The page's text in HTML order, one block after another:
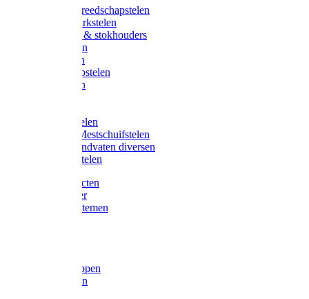
Overige gereedschapstelen
Bezem-/Harkstelen
Handvaten & stokhouders
Hamerstelen
Spadestelen
Graanschopstelen
Schopstelen
Gardena stelen
Sneeuw- /Mestschuifstelen
Stelen / Handvaten diversen
Telescoopstelen
Tuin producten
Fruitplukker
Ophangsystemen
Betonschoppen
Schepbatsen